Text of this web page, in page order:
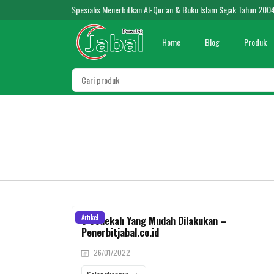
Spesialis Menerbitkan Al-Qur'an & Buku Islam Sejak Tahun
Home Blog Produk
Artikel
5 Sedekah Yang Mudah Dilakukan –
Penerbitjabal.co.id
26/01/2022